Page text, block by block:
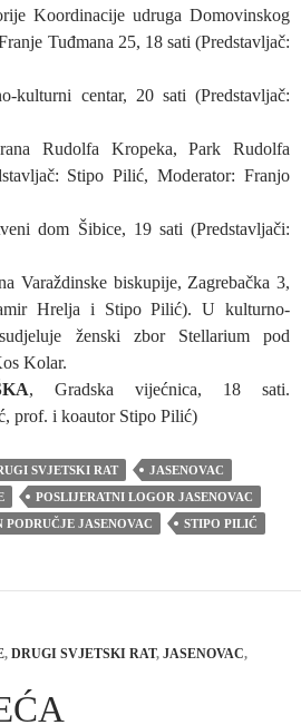
Koordinacije udruga Domovinskog
Tuđmana 25, 18 sati (Predstavljač:
kulturni centar, 20 sati (Predstavljač:
Rudolfa Kropeka, Park Rudolfa
Stipo Pilić, Moderator: Franjo
dom Šibice, 19 sati (Predstavljači:
Varaždinske biskupije, Zagrebačka 3,
Hrelja i Stipo Pilić). U kulturno-
ženski zbor Stellarium pod
Kolar.
, Gradska vijećnica, 18 sati.
prof. i koautor Stipo Pilić)
SVJETSKI RAT
JASENOVAC
POSLIJERATNI LOGOR JASENOVAC
PODRUČJE JASENOVAC STIPO PILIĆ
, DRUGI SVJETSKI RAT, JASENOVAC,